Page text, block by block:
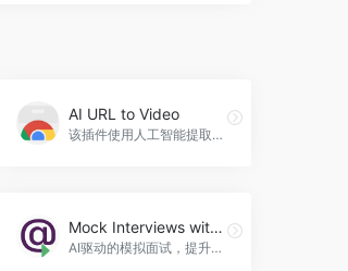
AI URL to Video
该插件使用人工智能提取网页的主要文本内容，并一键生成视频。AI URL to Video官网入口网址
Mock Interviews with AI
AI驱动的模拟面试，提升求职成功率。Mock Interviews with AI官网入口网址